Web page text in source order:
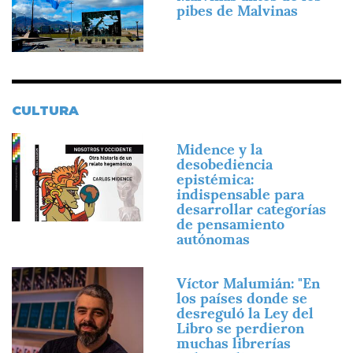
pibes de Malvinas
CULTURA
Imagen
Midence y la
desobediencia
epistémica:
indispensable para
desarrollar categorías
de pensamiento
autónomas
Imagen
Víctor Malumián: "En
los países donde se
desreguló la Ley del
Libro se perdieron
muchas librerías